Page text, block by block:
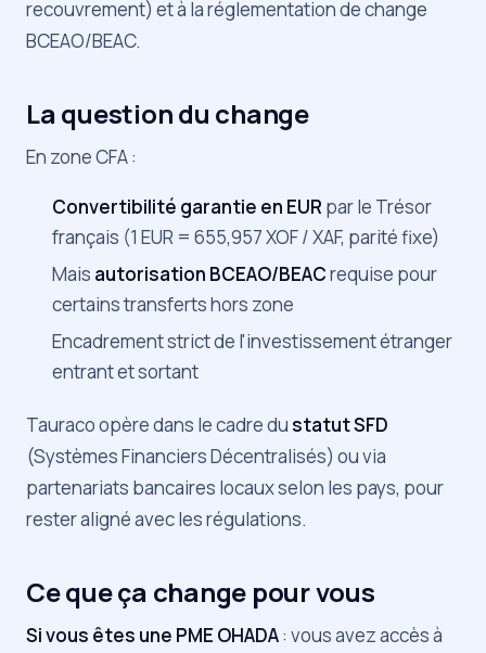
recouvrement) et à la réglementation de change
BCEAO/BEAC.
La question du change
En zone CFA :
Convertibilité garantie en EUR par le Trésor
français (1 EUR = 655,957 XOF / XAF, parité fixe)
Mais autorisation BCEAO/BEACrequise pour
certains transferts hors zone
Encadrement strict de l'investissement étranger
entrant et sortant
Tauraco opère dans le cadre dustatut SFD
(Systèmes Financiers Décentralisés) ou via
partenariats bancaires locaux selon les pays, pour
rester aligné avec les régulations.
Ce que ça change pour vous
Si vous êtes une PME OHADA: vous avez accès à